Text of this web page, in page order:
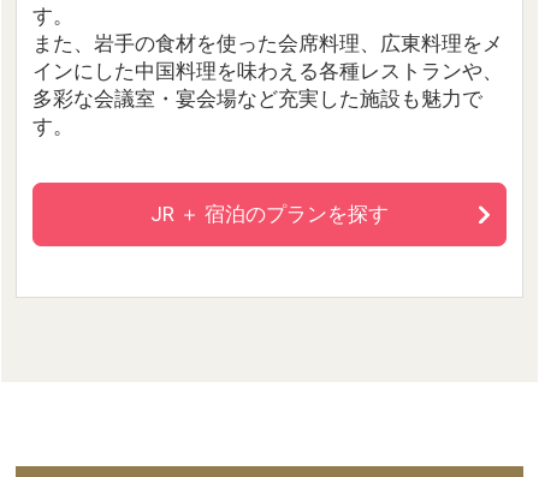
す。
また、岩手の食材を使った会席料理、広東料理をメ
インにした中国料理を味わえる各種レストランや、
多彩な会議室・宴会場など充実した施設も魅力で
す。
JR ＋ 宿泊のプランを探す